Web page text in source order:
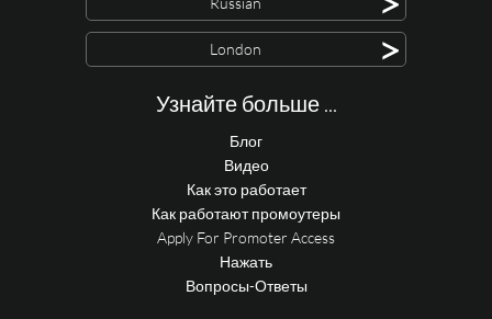
London >
Узнайте больше ...
Блог
Видео
Как это работает
Как работают промоутеры
Apply For Promoter Access
Нажать
Вопросы-Ответы